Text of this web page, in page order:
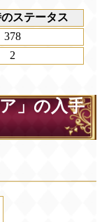
ステータス
378
2
」の入手